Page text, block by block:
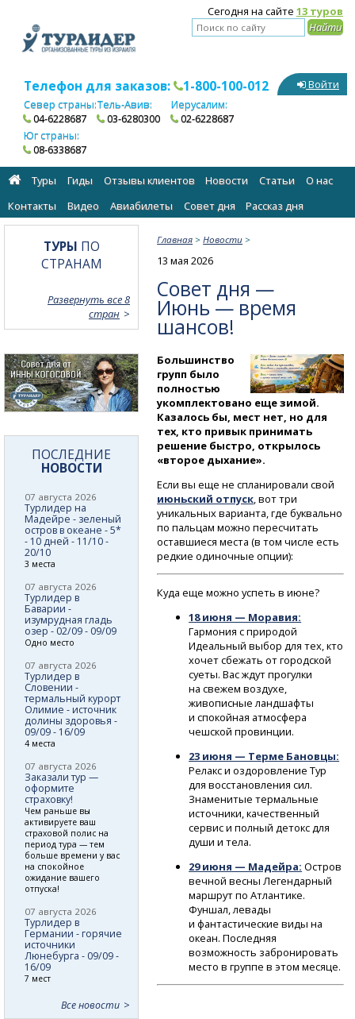
Сегодня на сайте 13 туров
Телефон для заказов: 1-800-100-012
Север страны:
04-6228687
Тель-Авив:
03-6280300
Иерусалим:
02-6228687
Юг страны:
08-6338687
Войти
Туры Гиды Отзывы клиентов Новости Статьи
О нас
Контакты
Видео Авиабилеты Cовет дня Рассказ дня
Главная >Новости >
13 мая 2026
Совет дня —
Июнь — время
шансов!
Большинство
групп было
полностью
укомплектовано еще зимой.
Казалось бы, мест нет, но для
тех, кто привык принимать
решение быстро, открылось
«второе дыхание».
Если вы еще не спланировали свой
июньский отпуск, вот три
уникальных варианта, где буквально
по пальцам можно пересчитать
оставшиеся места (в том числе есть
редкие одиночные опции):
Куда еще можно успеть в июне?
18 июня — Моравия:
Гармония с природой
Идеальный выбор для тех, кто
хочет сбежать от городской
суеты. Вас ждут прогулки
на свежем воздухе,
живописные ландшафты
и спокойная атмосфера
чешской провинции.
23 июня — Терме Бановцы:
Релакс и оздоровление Тур
для восстановления сил.
Знаменитые термальные
источники, качественный
сервис и полный детокс для
души и тела.
29 июня — Мадейра: Остров
вечной весны Легендарный
маршрут по Атлантике.
Фуншал, левады
и фантастические виды на
океан. Последняя
возможность забронировать
место в группе в этом месяце.
ТУРЫ ПО
СТРАНАМ
Развернуть все 8
стран
ПОСЛЕДНИЕ
НОВОСТИ
07 августа 2026
Турлидер на
Мадейре - зеленый
остров в океане - 5*
- 10 дней - 11/10 -
20/10
3 места
07 августа 2026
Турлидер в
Баварии -
изумрудная гладь
озер - 02/09 - 09/09
Одно место
07 августа 2026
Турлидер в
Словении -
термальный курорт
Олимие - источник
долины здоровья -
09/09 - 16/09
4 места
07 августа 2026
Заказали тур —
оформите
страховку!
Чем раньше вы
активируете ваш
страховой полис на
период тура — тем
больше времени у вас
на спокойное
ожидание вашего
отпуска!
07 августа 2026
Турлидер в
Германии - горячие
источники
Люнебурга - 09/09 -
16/09
7 мест
Все новости